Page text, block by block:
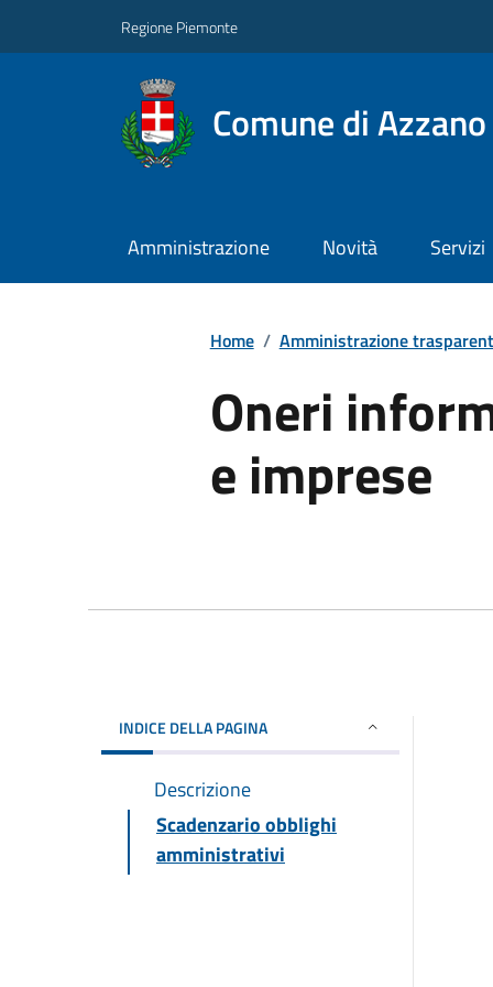
Regione Piemonte
Comune di
Amministrazione Novità Servizi
Home / Amministrazione
Oneri
e imprese
INDICE DELLA PAGINA
Descrizione
Scadenzario obblighi
amministrativi